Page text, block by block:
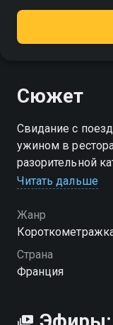
Сюжет
Свидание с
ужином в
разорительной
находчивость
Читать дальше
Жанр
Страна
Франция